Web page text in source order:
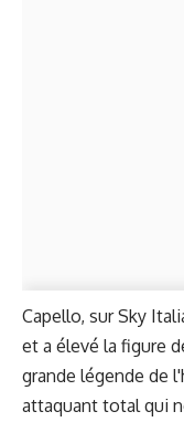
Capello, sur Sky
et a élevé la figure
grande légende de
attaquant total qui